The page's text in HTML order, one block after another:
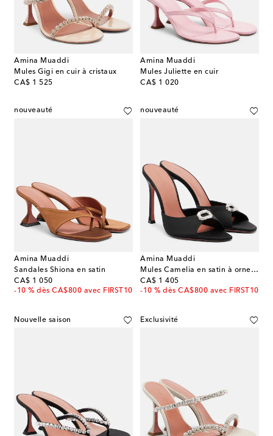
Amina Muaddi
Mules Gigi en cuir à cristaux
CA$ 1 525
original price
Amina Muaddi
Mules Juliette en cuir
CA$ 1 020
original price
nouveauté
Amina Muaddi
Sandales Shiona en satin
CA$ 1 050
original price
-10 % dès CA$800 avec FIRST10
nouveauté
Amina Muaddi
Mules Camelia en satin à ornements
CA$ 1 405
original price
-10 % dès CA$800 avec FIRST10
Nouvelle saison Exclusivité